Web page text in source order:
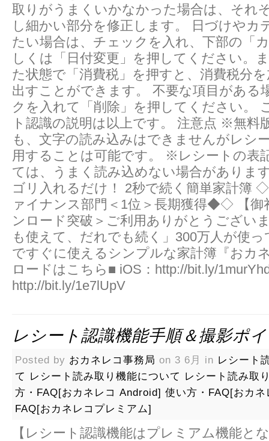
取りがうまくいかなかった場合は、それ
し細かい部分を修正し­ます。 日づけやカ
たい場合は、チェックを入れ、下部の「
しく­は「日付変更」を押してください。
た状態で「消費税」を押すと、消費­税分
出すことができます。 不要な項目がある
クを入れて「削除」を押してください。
ト認識の説明は以上です。 注意点 ※無料
も、文字の読み込みはできませんがレシ
用するこ­とは可能です。 ※レシートの表
ては、うまく読み込めない場合がありま
ゴリ入れるだけ！ 2秒で続く簡単家計簿
ァイナンス部門＜1位＞長期獲得◆◇ 【御
ンロード突破＞ご利用ありがとうござい
も使えて、だれでも続く」300万人が使っ
ですぐに使えるシン­プルな家計簿『おカ
ロードはこちら■ iOS：http://bit.ly/
http://bit.ly/1e7lUpV
レシート認識機能手順＆撮影ポ
Posted by おカネレコ事務局 on 3 6月 in レシート
て レシート読み取り機能について レシート読み取
方・FAQ[おカネレコ Android] 使い方・FAQ[おカネ
FAQ[おカネレコプレミアム]
【レシート認識機能はプレミアム機能と